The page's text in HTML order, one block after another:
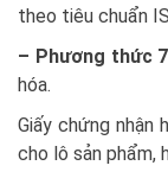
theo tiêu chuẩn
– Phương thức
hóa.
Giấy chứng
cho lô sản phẩm,